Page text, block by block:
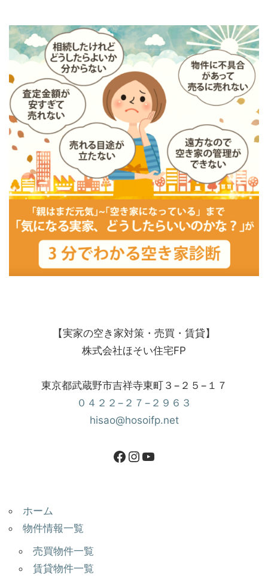
【実家の空き家対策・売買・賃貸】
株式会社ほそい住宅FP
東京都武蔵野市吉祥寺東町３−２５−１７
０４２２−２７−２９６３
hisao@hosoifp.net
ホーム
物件情報一覧
売買物件一覧
賃貸物件一覧